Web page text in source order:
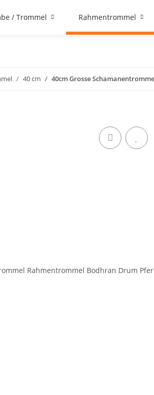
/ Trommel Rahmentrommel
40 cm 40cm Grosse